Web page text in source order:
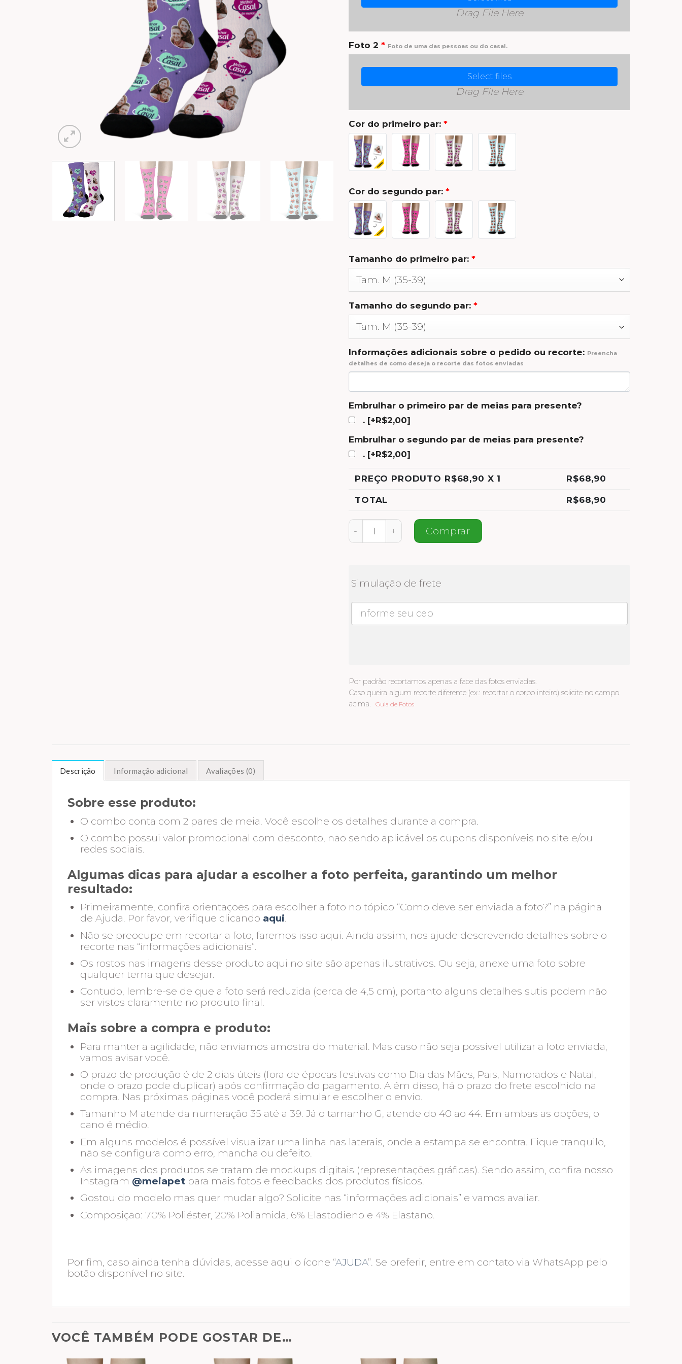
Drag File Here
Foto 2 * Foto de uma das pessoas ou do casal.
Select files
Drag File Here
Cor do primeiro par: *
Cor do segundo par: *
Tamanho do primeiro par: *
Tamanho do segundo par: *
Informações adicionais sobre o pedido ou recorte: Preencha
detalhes de como deseja o recorte das fotos enviadas
Embrulhar o primeiro par de meias para presente?
. [+R$2,00]
Embrulhar o segundo par de meias para presente?
. [+R$2,00]
PREÇO PRODUTO R$68,90 X 1 R$68,90
TOTAL R$68,90
Combo Melhor Casal quantidade
Comprar
Simulação de frete
Por padrão recortamos apenas a face das fotos enviadas.
Caso queira algum recorte diferente (ex.: recortar o corpo inteiro) solicite no campo
acima.
Guia de Fotos
Descrição Informação adicional Avaliações (0)
Sobre esse produto:
O combo conta com 2 pares de meia. Você escolhe os detalhes durante a compra.
O combo possui valor promocional com desconto, não sendo aplicável os cupons disponíveis no site e/ou
redes sociais.
Algumas dicas para ajudar a escolher a foto perfeita, garantindo um melhor
resultado:
Primeiramente, confira orientações para escolher a foto no tópico “Como deve ser enviada a foto?” na página
de Ajuda. Por favor, verifique clicando aqui.
Não se preocupe em recortar a foto, faremos isso aqui. Ainda assim, nos ajude descrevendo detalhes sobre o
recorte nas “informações adicionais”.
Os rostos nas imagens desse produto aqui no site são apenas ilustrativos. Ou seja, anexe uma foto sobre
qualquer tema que desejar.
Contudo, lembre-se de que a foto será reduzida (cerca de 4,5 cm), portanto alguns detalhes sutis podem não
ser vistos claramente no produto final.
Mais sobre a compra e produto:
Para manter a agilidade, não enviamos amostra do material. Mas caso não seja possível utilizar a foto enviada,
vamos avisar você.
O prazo de produção é de 2 dias úteis (fora de épocas festivas como Dia das Mães, Pais, Namorados e Natal,
onde o prazo pode duplicar) após confirmação do pagamento. Além disso, há o prazo do frete escolhido na
compra. Nas próximas páginas você poderá simular e escolher o envio.
Tamanho M atende da numeração 35 até a 39. Já o tamanho G, atende do 40 ao 44. Em ambas as opções, o
cano é médio.
Em alguns modelos é possível visualizar uma linha nas laterais, onde a estampa se encontra. Fique tranquilo,
não se configura como erro, mancha ou defeito.
As imagens dos produtos se tratam de mockups digitais (representações gráficas). Sendo assim, confira nosso
Instagram @meiapetpara mais fotos e feedbacks dos produtos físicos.
Gostou do modelo mas quer mudar algo? Solicite nas “informações adicionais” e vamos avaliar.
Composição: 70% Poliéster, 20% Poliamida, 6% Elastodieno e 4% Elastano.
Por fim, caso ainda tenha dúvidas, acesse aqui o ícone “AJUDA”. Se preferir, entre em contato via WhatsApp pelo
botão disponível no site.
VOCÊ TAMBÉM PODE GOSTAR DE…